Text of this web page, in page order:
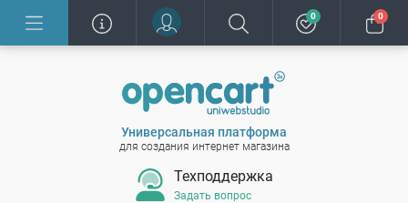
0 0
Универсальная платформа
для создания интернет магазина
Техподдержка
Задать вопрос